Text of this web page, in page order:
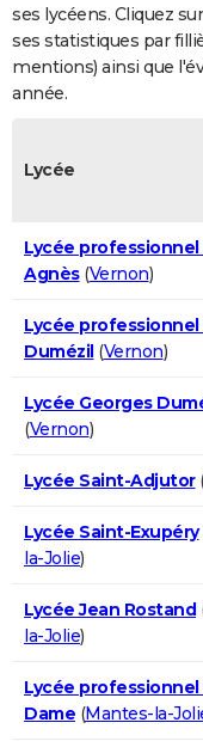
FORUM
Bricolage
Lifestyle
Culture
Sport
Auto
Television
Voyage
Cinema
ses lycéens. Cliquez
ses statistiques par
mentions) ainsi que
année.
Lycée
Lycée professionnel
Agnès(Vernon)
Lycée professionnel
Dumézil(Vernon)
Lycée Georges
(Vernon)
Lycée Saint-Adjutor
Lycée Saint-Exupéry
la-Jolie)
Lycée Jean Rostand
la-Jolie)
Lycée
Dame (Mantes-la-